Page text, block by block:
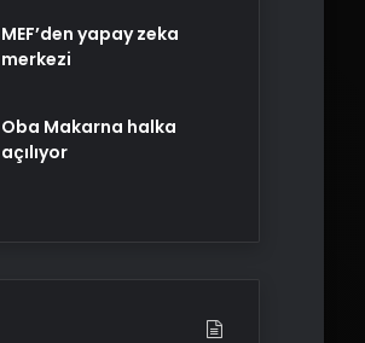
MEF’den yapay zeka
merkezi
Oba Makarna halka
açılıyor